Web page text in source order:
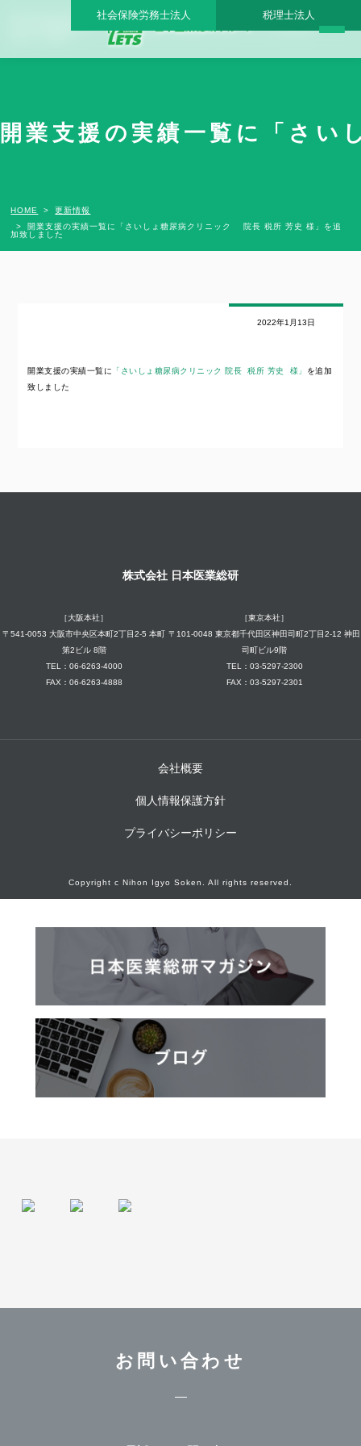
開業支援の実績一覧に「さいしょ糖尿病クリニック 院長 税所 芳史 様」を追加致しま
した - 日本医業総研グループ |日本医業総研｜医院開業・承継・クリニック経営支援・
社会保険労務士法人 税理士法人
開業支援の実績一覧に「さ
HOME
更新情報
開業支援の実績一覧に「さいしょ糖尿病クリニック 院長 税所 芳史 様」を追
加致しました
2022年1月13日
開業支援の実績一覧に 「さいしょ糖尿病クリニック 院長 税所 芳史 様」 を追加
致しました
株式会社 日本医業総研
［大阪本社］
〒541-0053 大阪市中央区本町2丁目2-5 本町
第2ビル 8階
TEL：06-6263-4000
FAX：06-6263-4888
［東京本社］
〒101-0048 東京都千代田区神田司町2丁目2-12 神田
司町ビル9階
TEL：03-5297-2300
FAX：03-5297-2301
会社概要
個人情報保護方針
プライバシーポリシー
Copyright c Nihon Igyo Soken. All rights reserved.
お問い合わせ